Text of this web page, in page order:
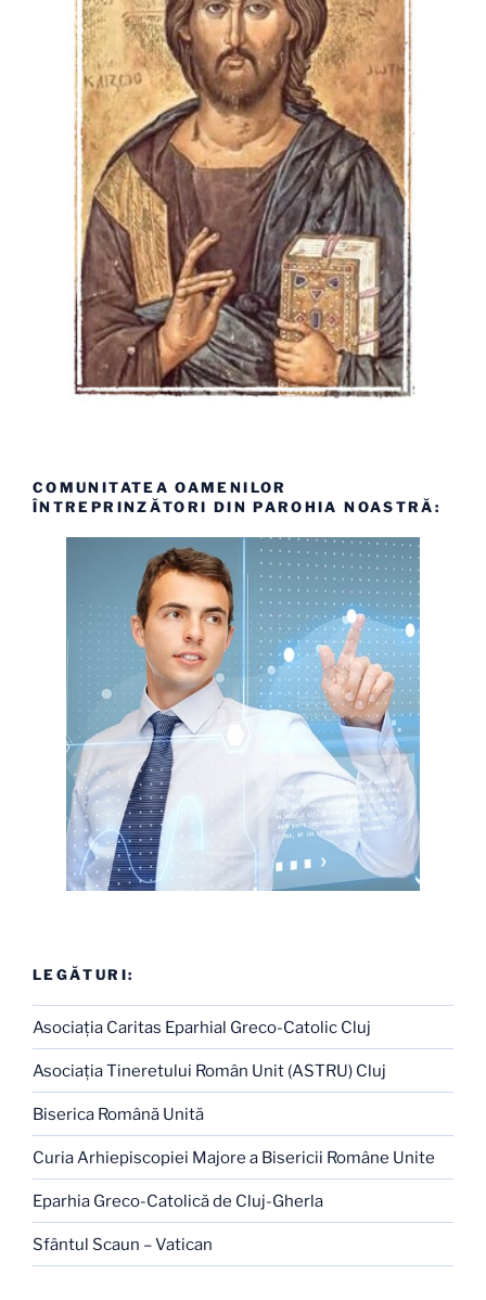
COMUNITATEA OAMENILOR
ÎNTREPRINZĂTORI DIN PAROHIA NOASTRĂ:
LEGĂTURI:
Asociaţia Caritas Eparhial Greco-Catolic Cluj
Asociaţia Tineretului Român Unit (ASTRU) Cluj
Biserica Română Unită
Curia Arhiepiscopiei Majore a Bisericii Române Unite
Eparhia Greco-Catolică de Cluj-Gherla
Sfântul Scaun – Vatican